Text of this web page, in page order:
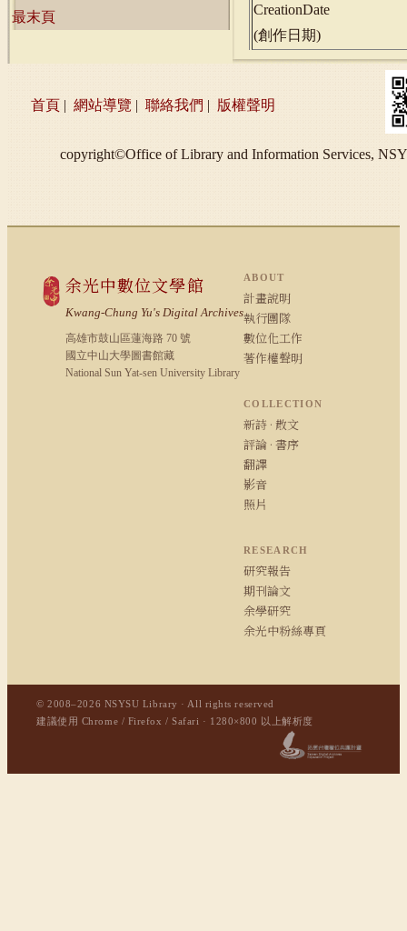
最末頁
CreationDate
(創作日期)
首頁 | 網站導覽 | 聯絡我們 | 版權聲明
copyright©Office of Library and Information Services,
余光中數位文學館
Kwang-Chung Yu's Digital Archives
高雄市鼓山區蓮海路 70 號
國立中山大學圖書館藏
National Sun Yat-sen University Library
ABOUT
計畫說明
執行團隊
數位化工作
著作權聲明
COLLECTION
新詩 · 散文
評論 · 書序
翻譯
影音
照片
RESEARCH
研究報告
期刊論文
余學研究
余光中粉絲專頁
© 2008–2026 NSYSU Library · All rights reserved
建議使用 Chrome / Firefox / Safari · 1280×800 以上解析度